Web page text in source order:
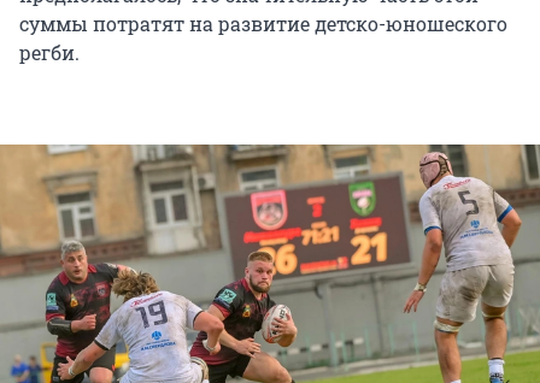
суммы потратят на развитие детско-юношеского
регби.